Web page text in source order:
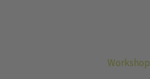
Workshop